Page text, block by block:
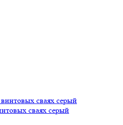
сваях серый